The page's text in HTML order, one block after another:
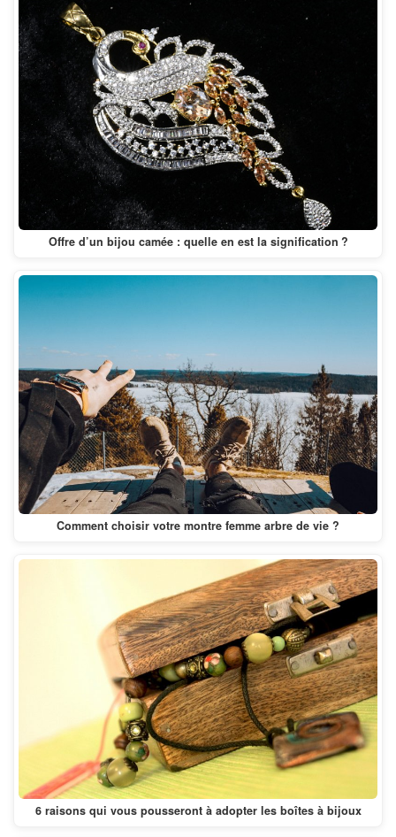
Offre d’un bijou camée : quelle en est la signification ?
Comment choisir votre montre femme arbre de vie ?
6 raisons qui vous pousseront à adopter les boîtes à bijoux